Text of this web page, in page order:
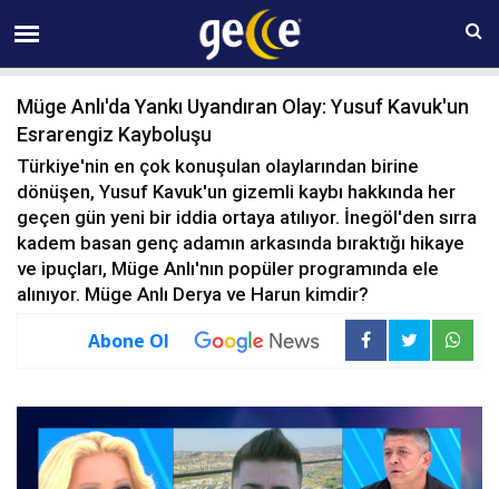
08 AĞUSTOS Cumartesi 20:07
Müge Anlı'da Yankı Uyandıran Olay: Yusuf Kavuk'un
Esrarengiz Kayboluşu
Türkiye'nin en çok konuşulan olaylarından birine
dönüşen, Yusuf Kavuk'un gizemli kaybı hakkında her
geçen gün yeni bir iddia ortaya atılıyor. İnegöl'den sırra
kadem basan genç adamın arkasında bıraktığı hikaye
ve ipuçları, Müge Anlı'nın popüler programında ele
alınıyor. Müge Anlı Derya ve Harun kimdir?
Abone Ol